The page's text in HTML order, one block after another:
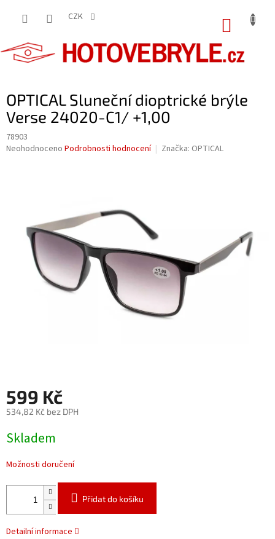
CZK
OPTICAL Sluneční dioptrické brýle
Verse 24020-C1/ +1,00
78903
Průměrné
hvězdiček.
Neohodnoceno Podrobnosti hodnocení Značka: OPTICAL
599 Kč
534,82 Kč bez DPH
cena:
Skladem
Možnosti doručení
Přidat do košíku
Detailní informace